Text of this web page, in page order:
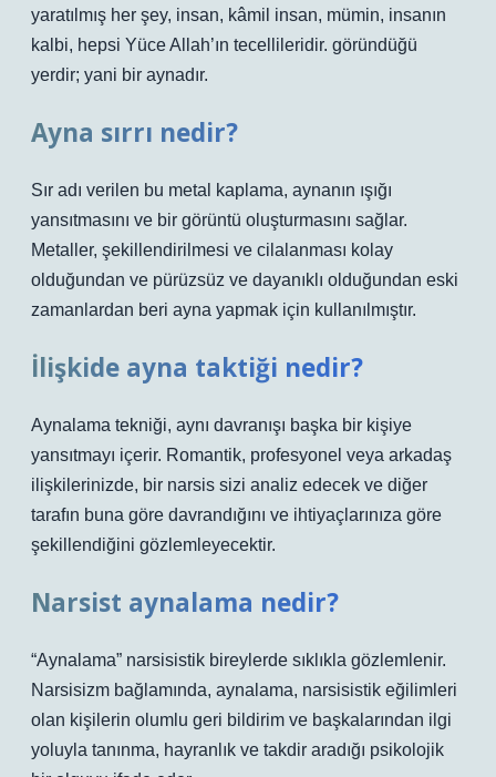
yaratılmış her şey, insan, kâmil insan, mümin, insanın
kalbi, hepsi Yüce Allah’ın tecellileridir. göründüğü
yerdir; yani bir aynadır.
Ayna sırrı nedir?
Sır adı verilen bu metal kaplama, aynanın ışığı
yansıtmasını ve bir görüntü oluşturmasını sağlar.
Metaller, şekillendirilmesi ve cilalanması kolay
olduğundan ve pürüzsüz ve dayanıklı olduğundan eski
zamanlardan beri ayna yapmak için kullanılmıştır.
İlişkide ayna taktiği nedir?
Aynalama tekniği, aynı davranışı başka bir kişiye
yansıtmayı içerir. Romantik, profesyonel veya arkadaş
ilişkilerinizde, bir narsis sizi analiz edecek ve diğer
tarafın buna göre davrandığını ve ihtiyaçlarınıza göre
şekillendiğini gözlemleyecektir.
Narsist aynalama nedir?
“Aynalama” narsisistik bireylerde sıklıkla gözlemlenir.
Narsisizm bağlamında, aynalama, narsisistik eğilimleri
olan kişilerin olumlu geri bildirim ve başkalarından ilgi
yoluyla tanınma, hayranlık ve takdir aradığı psikolojik